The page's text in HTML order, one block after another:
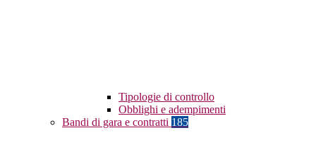
Tipologie di controllo
Obblighi e adempimenti
Bandi di gara e contratti 185